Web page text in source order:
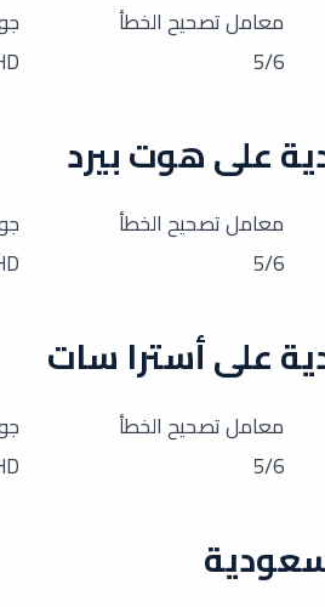
معامل تصحيح الخطأ
5/6
معامل تصحيح الخطأ
5/6
معامل تصحيح الخطأ
5/6